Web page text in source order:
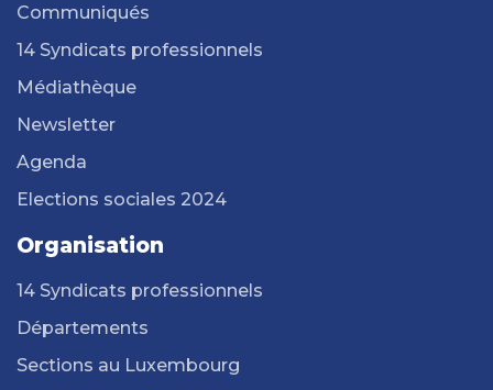
Communiqués
14 Syndicats professionnels
Médiathèque
Newsletter
Agenda
Elections sociales 2024
Organisation
14 Syndicats professionnels
Départements
Sections au Luxembourg